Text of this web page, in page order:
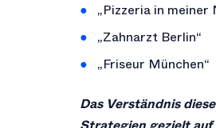
„Pizzeria in meiner
„Zahnarzt Berlin“
„Friseur München“
Das Verständnis